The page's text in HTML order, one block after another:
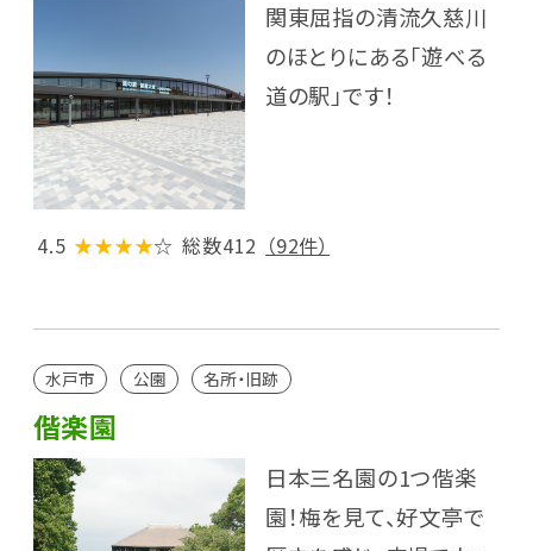
関東屈指の清流久慈川
のほとりにある「遊べる
道の駅」です！
4.5 ★★★★☆ 総数412 （92件）
水戸市 公園 名所・旧跡
偕楽園
日本三名園の1つ偕楽
園！梅を見て、好文亭で